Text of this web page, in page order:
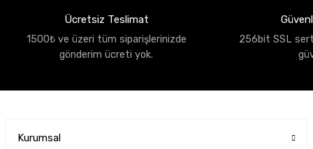
Ücretsiz Teslimat
1500₺ ve üzeri tüm siparişlerinizde
gönderim ücreti yok.
256bit SSL
Kurumsal